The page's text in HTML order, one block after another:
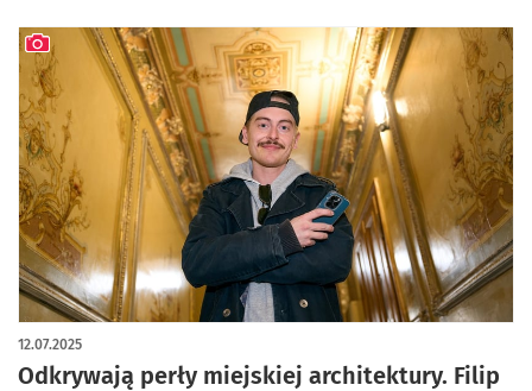
Odkrywają perły miejskiej architektury. Filip
12.07.2025
artykuł z galerią zdjęć